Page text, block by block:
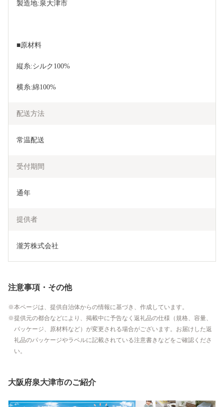
製造地:泉大津市
■原材料
縦糸:シルク100%
横糸:綿100%
配送方法
常温配送
受付期間
通年
提供者
瀧芳株式会社
注意事項・その他
本ページは、提供自治体からの情報に基づき、作成しています。
提供元の都合などにより、掲載中に予告なく返礼品の仕様（規格、容量、
パッケージ、原材料など）が変更される場合がございます。お届けした返
礼品のパッケージやラベルに記載されている注意書きなどをご確認くださ
い。
大阪府泉大津市のご紹介